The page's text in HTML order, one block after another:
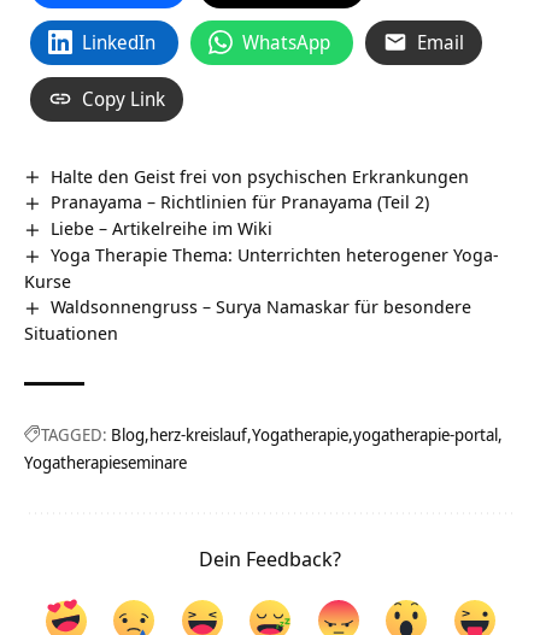
LinkedIn WhatsApp Email
Copy Link
Halte den Geist frei von psychischen Erkrankungen
Pranayama – Richtlinien für Pranayama (Teil 2)
Liebe – Artikelreihe im Wiki
Yoga Therapie Thema: Unterrichten heterogener Yoga-
Kurse
Waldsonnengruss – Surya Namaskar für besondere
Situationen
TAGGED: Blog herz-kreislauf Yogatherapie yogatherapie-portal
Yogatherapieseminare
Dein Feedback?